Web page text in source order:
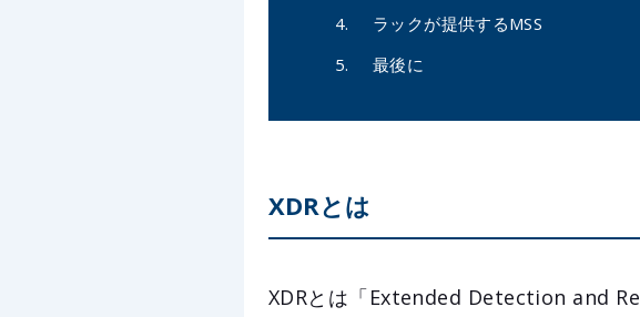
ラックが提供するMSS
最後に
XDRとは
XDRとは「Extended Detection and